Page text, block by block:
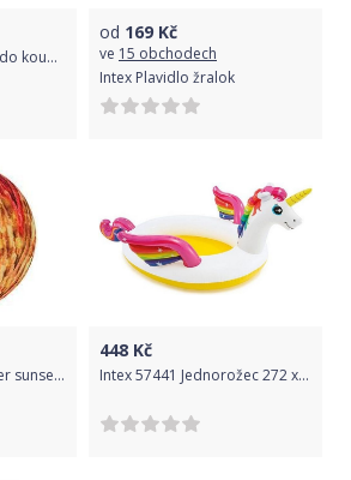
QUUT Sloopi - Loďka do koupele
od 169 Kč
ve 15 obchodech
Intex Plavidlo žralok
Waboba Surf - Summer sunset uni
448 Kč
Intex 57441 Jednorožec 272 x 193 x 104 cm